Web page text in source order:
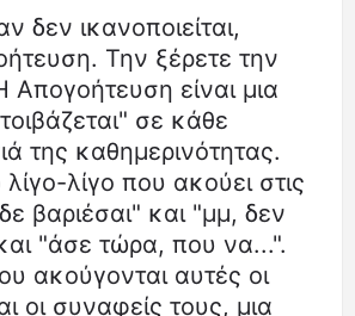
δεν ικανοποιείται,
Την ξέρετε την
Απογοήτευση είναι μια
σε κάθε
της καθημερινότητας.
λίγο-λίγο που ακούει στις
βαριέσαι" και "μμ, δεν
"άσε τώρα, που να...".
ακούγονται αυτές οι
οι συναφείς τους, μια